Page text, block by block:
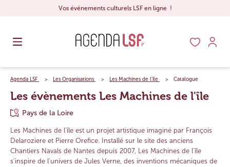
Vos événements culturels LSF en ligne !
Agenda LSF Les Organisations Les Machines de l'île Catalogue
Les évènements Les Machines de l'île
Pays de la Loire
Les Machines de l'île est un projet artistique imaginé par François
Delaroziere et Pierre Orefice. Installé sur le site des anciens
Chantiers Navals de Nantes depuis 2007, Les Machines de l'île
s'inspire de l'univers de Jules Verne, des inventions mécaniques de